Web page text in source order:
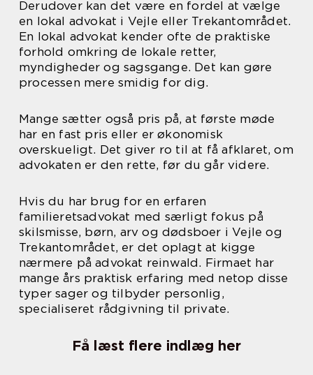
Derudover kan det være en fordel at vælge
en lokal advokat i Vejle eller Trekantområdet.
En lokal advokat kender ofte de praktiske
forhold omkring de lokale retter,
myndigheder og sagsgange. Det kan gøre
processen mere smidig for dig.
Mange sætter også pris på, at første møde
har en fast pris eller er økonomisk
overskueligt. Det giver ro til at få afklaret, om
advokaten er den rette, før du går videre.
Hvis du har brug for en erfaren
familieretsadvokat med særligt fokus på
skilsmisse, børn, arv og dødsboer i Vejle og
Trekantområdet, er det oplagt at kigge
nærmere på advokat reinwald. Firmaet har
mange års praktisk erfaring med netop disse
typer sager og tilbyder personlig,
specialiseret rådgivning til private.
Få læst flere indlæg her